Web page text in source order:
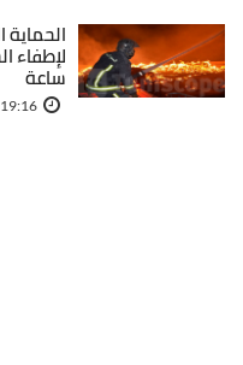
ساعة
19:16